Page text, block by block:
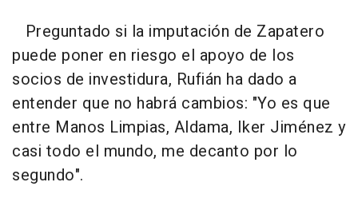
Preguntado si la imputación de Zapatero
puede poner en riesgo el apoyo de los
socios de investidura, Rufián ha dado a
entender que no habrá cambios: "Yo es que
entre Manos Limpias, Aldama, Iker Jiménez y
casi todo el mundo, me decanto por lo
segundo".